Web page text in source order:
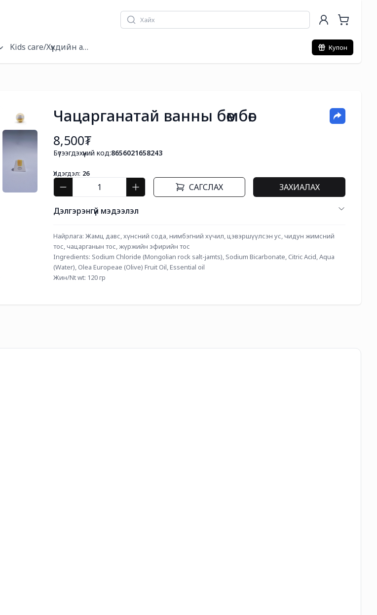
Kids care/Хүүхдийн арчилгаа Купон
Чацарганатай ванны бөмбөг
8,500₮
Бүтээгдэхүүний код:8656021658243
Үлдэгдэл: 26
САГСЛАХ ЗАХИАЛАХ
Дэлгэрэнгүй мэдээлэл
Найрлага: Жамц давс, хүнсний сода, нимбэгний хүчил, цэвэршүүлсэн ус, чидун жимсний
тос, чацарганын тос, жүржийн эфирийн тос
Ingredients: Sodium Chloride (Mongolian rock salt-jamts), Sodium Bicarbonate, Citric Acid, Aqua
(Water), Olea Europeae (Olive) Fruit Oil, Essential oil
Жин/Nt wt: 120 гр